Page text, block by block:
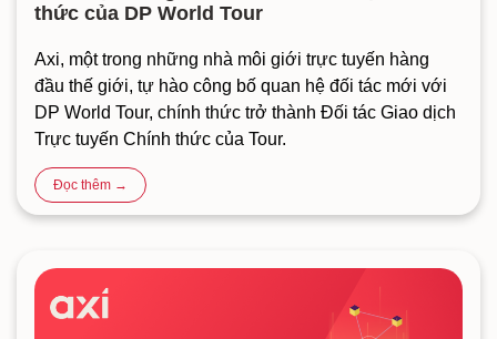
thức của DP World Tour
Axi, một trong những nhà môi giới trực tuyến hàng
đầu thế giới, tự hào công bố quan hệ đối tác mới với
DP World Tour, chính thức trở thành Đối tác Giao dịch
Trực tuyến Chính thức của Tour.
Đọc thêm →